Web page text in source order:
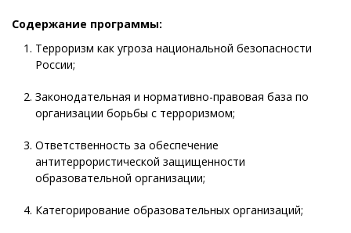
Содержание программы:
Терроризм как угроза национальной безопасности
России;
Законодательная и нормативно-правовая база по
организации борьбы с терроризмом;
Ответственность за обеспечение
антитеррористической защищенности
образовательной организации;
Категорирование образовательных организаций;